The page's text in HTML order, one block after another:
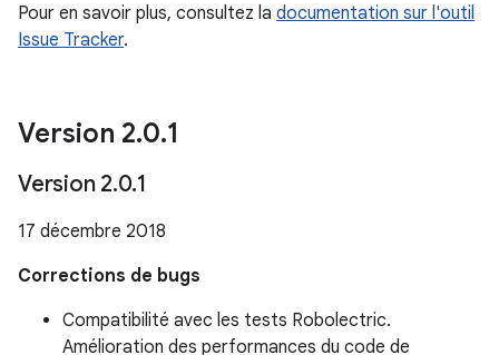
Pour en savoir plus, consultez la documentation sur l'outil
Issue Tracker.
Version 2.0.1
Version 2.0.1
17 décembre 2018
Corrections de bugs
Compatibilité avec les tests Robolectric.
Amélioration des performances du code de